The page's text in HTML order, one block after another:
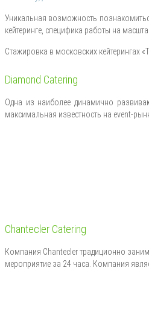
Уникальная возможность
кейтеринге, специфика работы на
Стажировка в московских кейтерингах
Diamond Catering
Одна из наиболее динамично
максимальная известность на event-
Chantecler Catering
Компания Сhantecler традиционно
мероприятие за 24 часа. Компания